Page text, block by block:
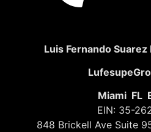
Luis Fernando
Miami FL
EIN: 35-
848 Brickell Ave Suite